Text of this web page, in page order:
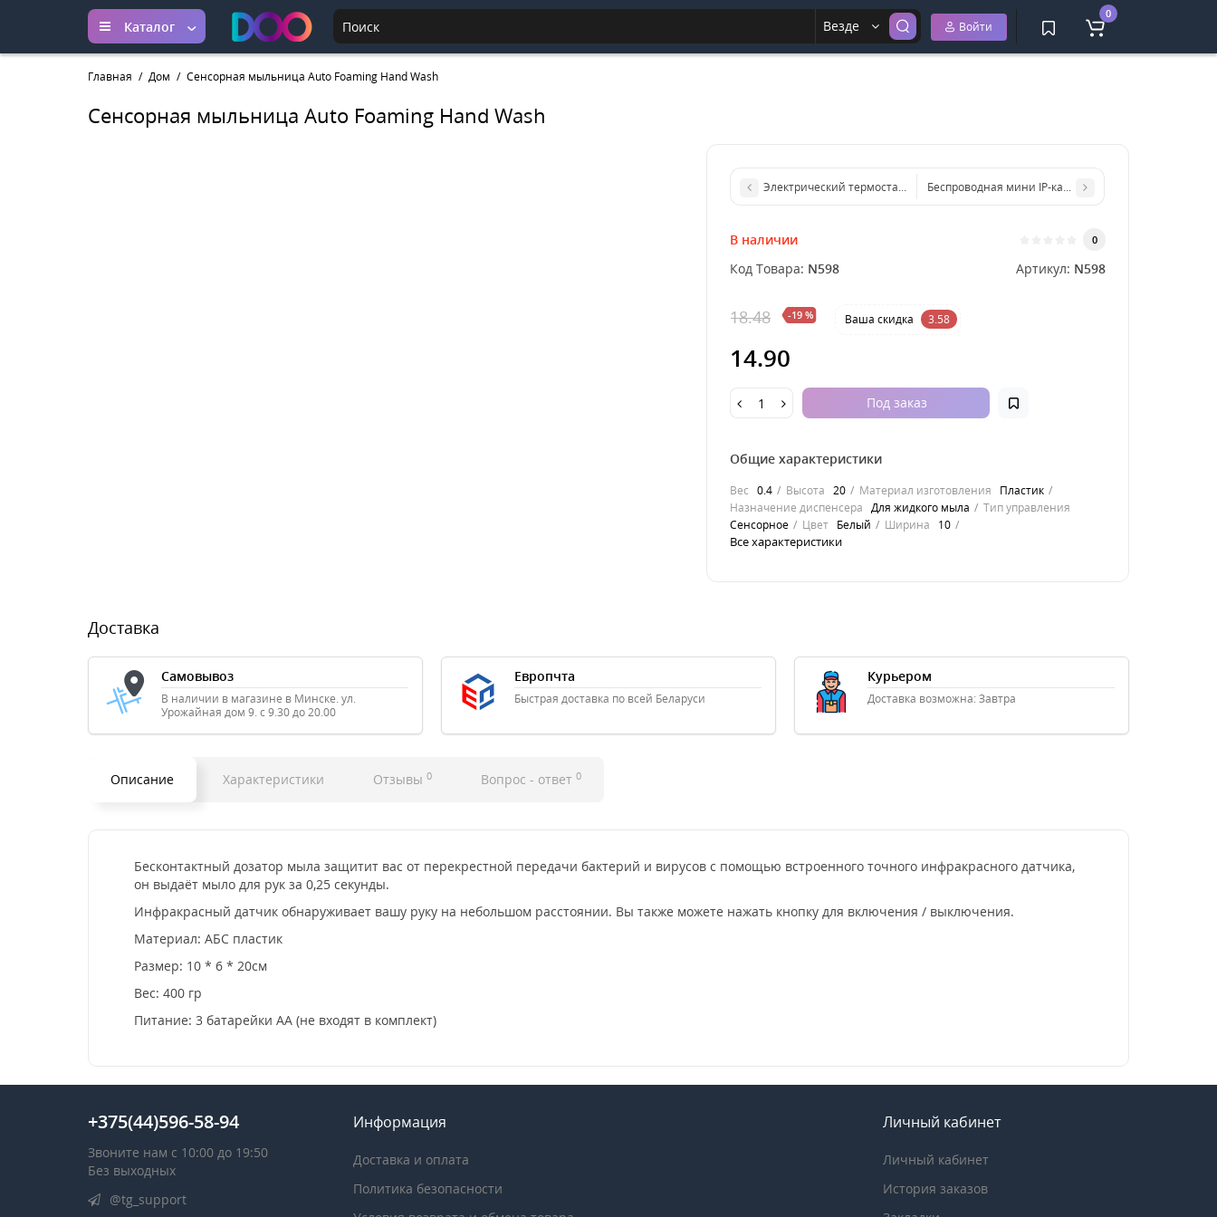
Каталог Везде Войти
0
Главная Дом Сенсорная мыльница Auto Foaming Hand Wash
Сенсорная мыльница Auto Foaming Hand Wash
Электрический термостатичный водонагреватель-душ TEMMAX RX-021
Беспроводная мини IP-камера наблюдения
В наличии 0
Код Товара: N598 Артикул: N598
18.48 -19 % Ваша cкидка 3.58
14.90
Под заказ
Общие характеристики
Вес 0.4 Высота 20 Материал изготовления
Пластик
Назначение диспенсера Для жидкого мыла
Тип управления
Сенсорное
Цвет Белый Ширина 10
Все характеристики
Доставка
Самовывоз
В наличии в магазине в Минске. ул.
Урожайная дом 9. с 9.30 до 20.00
Европчта
Быстрая доставка по всей Беларуси
Курьером
Доставка возможна: Завтра
Описание Характеристики Отзывы 0 Вопрос - ответ 0
Бесконтактный дозатор мыла защитит вас от перекрестной передачи бактерий и вирусов с помощью встроенного точного инфракрасного датчика,
он выдаёт мыло для рук за 0,25 секунды.
Инфракрасный датчик обнаруживает вашу руку на небольшом расстоянии. Вы также можете нажать кнопку для включения / выключения.
Материал: АБС пластик
Размер: 10 * 6 * 20см
Вес: 400 гр
Питание: 3 батарейки АА (не входят в комплект)
+375(44)596-58-94
Звоните нам с 10:00 до 19:50
Без выходных
@tg_support
Информация
Доставка и оплата
Политика безопасности
Личный кабинет
Личный кабинет
История заказов